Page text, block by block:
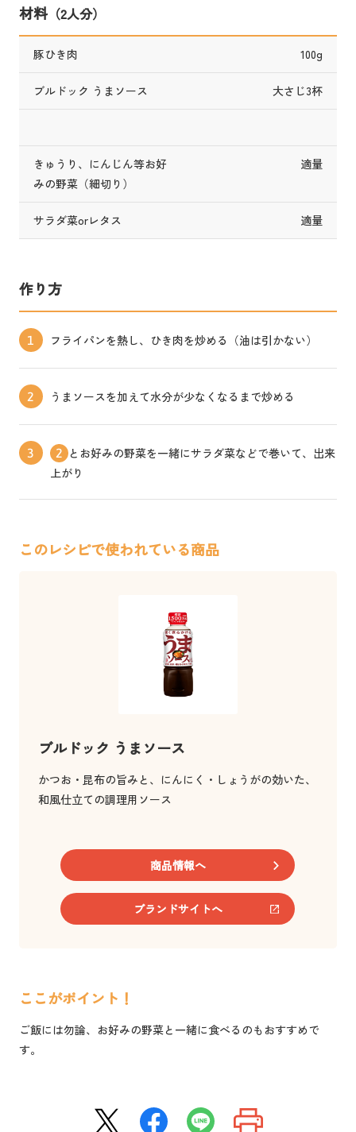
このレシピで使われている商品
ブルドック うまソース
かつお・昆布の旨みと、にんにく・しょうがの効いた、
和風仕立ての調理用ソース
商品情報へ
ブランドサイトへ
ここがポイント！
ご飯には勿論、お好みの野菜と一緒に食べるのもおすすめで
す。
材料（2人分）
豚ひき肉 100g
ブルドック うまソース 大さじ3杯
きゅうり、にんじん等お好
みの野菜（細切り）
適量
サラダ菜orレタス 適量
作り方
1 フライパンを熱し、ひき肉を炒める（油は引かない）
2 うまソースを加えて水分が少なくなるまで炒める
3 2 とお好みの野菜を一緒にサラダ菜などで巻いて、出来
上がり